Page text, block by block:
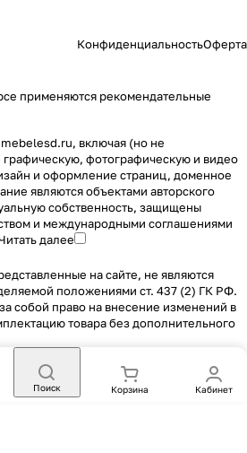
КонфиденциальностьОферта
применяются рекомендательные
включая (но не
графическую, фотографическую и видео
и оформление страниц, доменное
являются объектами авторского
собственность, защищены
и международными соглашениями
далее
на сайте, не являются
положениями ст. 437 (2) ГК РФ.
собой право на внесение изменений в
товара без дополнительного
Поиск Корзина Кабинет